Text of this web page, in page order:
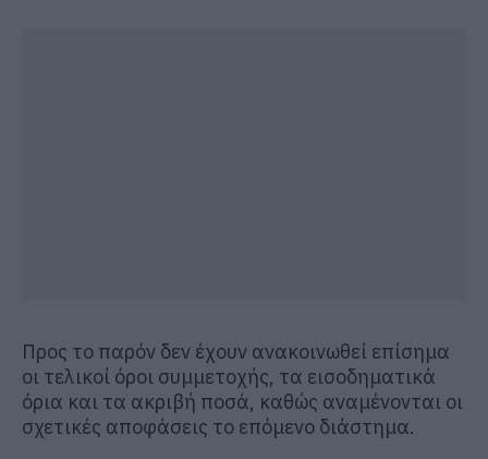
Προς το παρόν δεν έχουν ανακοινωθεί επίσημα
οι τελικοί όροι συμμετοχής, τα εισοδηματικά
όρια και τα ακριβή ποσά, καθώς αναμένονται οι
σχετικές αποφάσεις το επόμενο διάστημα.